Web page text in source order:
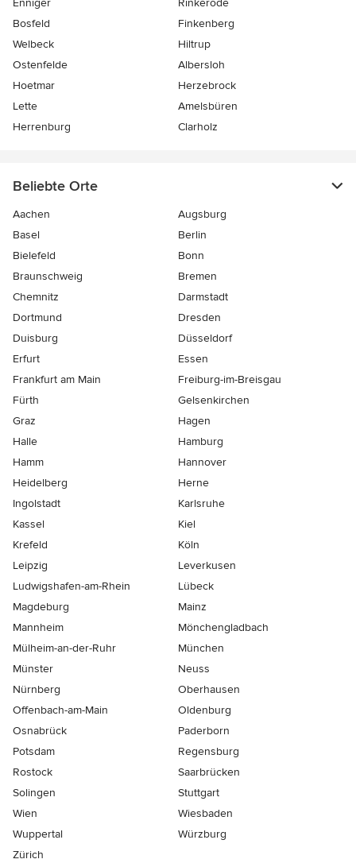
Enniger
Rinkerode
Bosfeld
Finkenberg
Welbeck
Hiltrup
Ostenfelde
Albersloh
Hoetmar
Herzebrock
Lette
Amelsbüren
Herrenburg
Clarholz
Beliebte Orte
Aachen
Augsburg
Basel
Berlin
Bielefeld
Bonn
Braunschweig
Bremen
Chemnitz
Darmstadt
Dortmund
Dresden
Duisburg
Düsseldorf
Erfurt
Essen
Frankfurt am Main
Freiburg-im-Breisgau
Fürth
Gelsenkirchen
Graz
Hagen
Halle
Hamburg
Hamm
Hannover
Heidelberg
Herne
Ingolstadt
Karlsruhe
Kassel
Kiel
Krefeld
Köln
Leipzig
Leverkusen
Ludwigshafen-am-Rhein
Lübeck
Magdeburg
Mainz
Mannheim
Mönchen­gladbach
Mülheim-an-der-Ruhr
München
Münster
Neuss
Nürnberg
Oberhausen
Offenbach-am-Main
Oldenburg
Osnabrück
Paderborn
Potsdam
Regensburg
Rostock
Saarbrücken
Solingen
Stuttgart
Wien
Wiesbaden
Wuppertal
Würzburg
Zürich